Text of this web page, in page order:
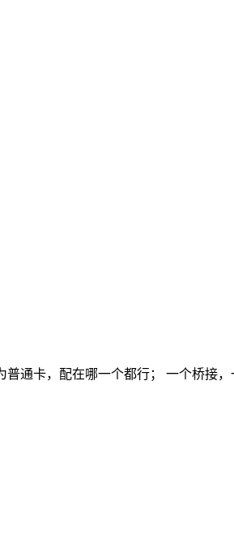
通卡，配在哪一个都行； 一个桥接